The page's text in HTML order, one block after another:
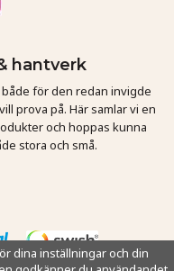
hantverk
för den redan invigde
prova på. Här samlar vi en
och hoppas kunna
stora och små.
dina inställningar och din